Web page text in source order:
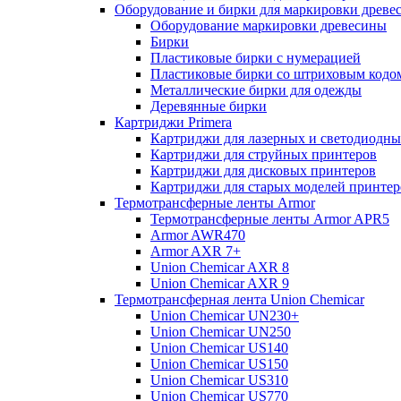
Оборудование и бирки для маркировки
Оборудование маркировки древесины
Бирки
Пластиковые бирки с нумерацией
Пластиковые бирки со штриховым
Металлические бирки для одежды
Деревянные бирки
Картриджи Primera
Картриджи для лазерных и
Картриджи для струйных принтеров
Картриджи для дисковых принтеров
Картриджи для старых моделей
Термотрансферные ленты Armor
Термотрансферные ленты Armor APR5
Armor AWR470
Armor AXR 7+
Union Chemicar AXR 8
Union Chemicar AXR 9
Термотрансферная лента Union Chemicar
Union Chemicar UN230+
Union Chemicar UN250
Union Chemicar US140
Union Chemicar US150
Union Chemicar US310
Union Chemicar US770